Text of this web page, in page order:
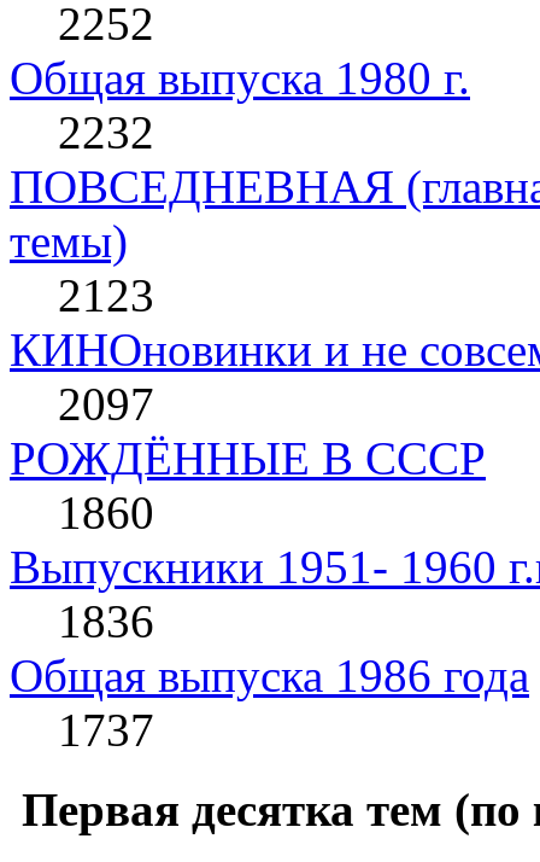
2252
Общая выпуска 1980 г.
2232
ПОВСЕДНЕВНАЯ
темы)
2123
КИНОновинки и не
2097
РОЖДЁННЫЕ В СССР
1860
Выпускники 1951- 1960
1836
Общая выпуска 1986 года
1737
Первая десятка тем (по